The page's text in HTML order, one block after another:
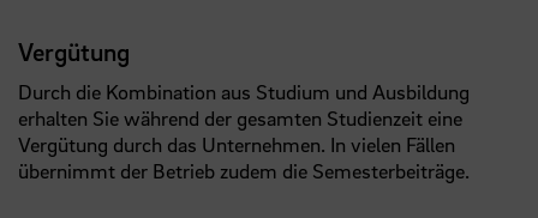
Vergütung
Durch die Kombination aus Studium und Ausbildung
erhalten Sie während der gesamten Studienzeit eine
Vergütung durch das Unternehmen. In vielen Fällen
übernimmt der Betrieb zudem die Semesterbeiträge.